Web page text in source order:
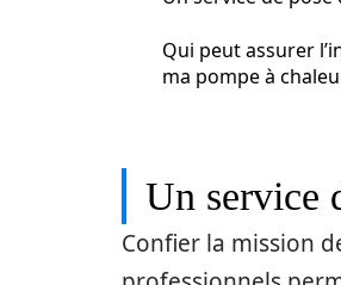
Qui peut assurer
ma pompe à
Un service
Confier la mission